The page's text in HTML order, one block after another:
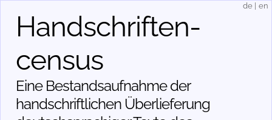
Handschriften­
census
Eine Bestandsaufnahme der
handschriftlichen Über­lieferung
de en